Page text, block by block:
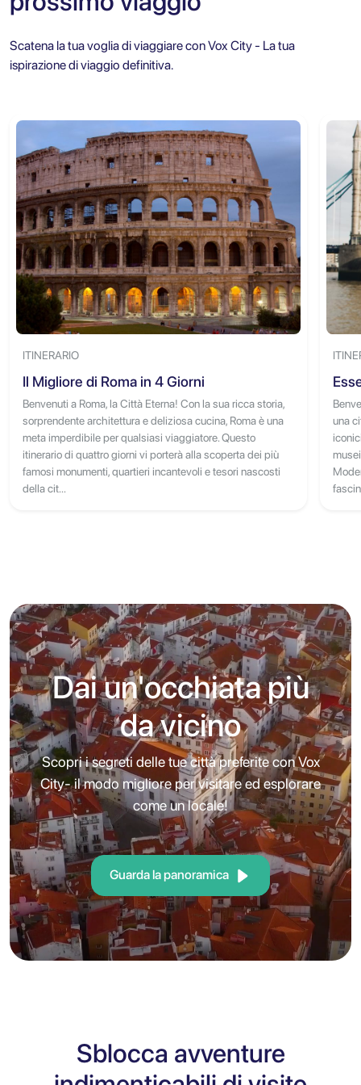
Scatena la tua voglia di viaggiare con Vox City - La tua
ispirazione di viaggio definitiva.
ITINERARIO
Il Migliore di Roma in 4 Giorni
Benvenuti a Roma, la Città Eterna! Con la sua ricca storia,
sorprendente architettura e deliziosa cucina, Roma è una
meta imperdibile per qualsiasi viaggiatore. Questo
itinerario di quattro giorni vi porterà alla scoperta dei più
famosi monumenti, quartieri incantevoli e tesori nascosti
della cit...
una
Dai un'occhiata più
da vicino
Scopri i segreti delle tue città preferite con Vox
City- il modo migliore per visitare ed esplorare
come un locale!
Guarda la panoramica
Sblocca avventure